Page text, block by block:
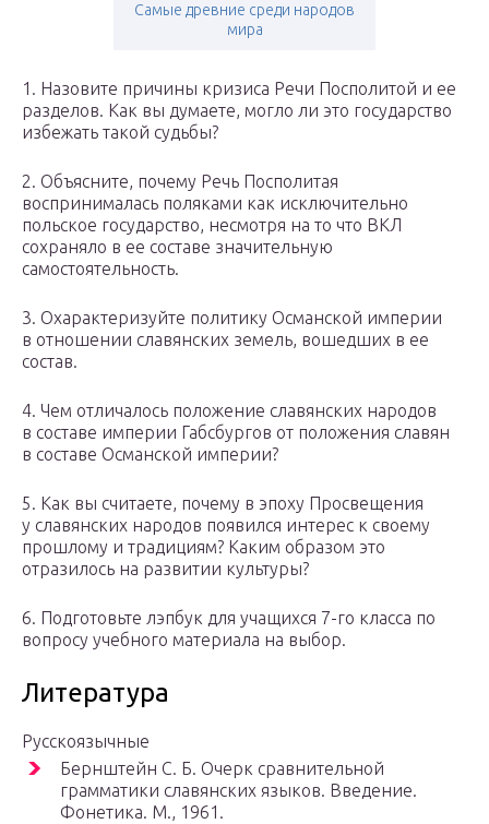
Самые древние среди народов
мира
1. Назовите причины кризиса Речи Посполитой и ее
разделов. Как вы думаете, могло ли это государство
избежать такой судьбы?
2. Объясните, почему Речь Посполитая
воспринималась поляками как исключительно
польское государство, несмотря на то что ВКЛ
сохраняло в ее составе значительную
самостоятельность.
3. Охарактеризуйте политику Османской империи
в отношении славянских земель, вошедших в ее
состав.
4. Чем отличалось положение славянских народов
в составе империи Габсбургов от положения славян
в составе Османской империи?
5. Как вы считаете, почему в эпоху Просвещения
у славянских народов появился интерес к своему
прошлому и традициям? Каким образом это
отразилось на развитии культуры?
6. Подготовьте лэпбук для учащихся 7-го класса по
вопросу учебного материала на выбор.
Литература
Русскоязычные
Бернштейн С. Б. Очерк сравнительной
грамматики славянских языков. Введение.
Фонетика. М., 1961.